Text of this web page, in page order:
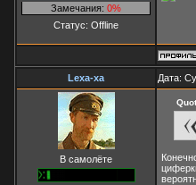
Замечания: 0%
Статус: Offline
Lexa-xa Дата:
В самолёте